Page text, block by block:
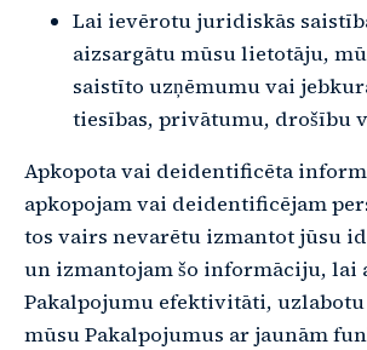
Lai ievērotu juridiskās
aizsargātu mūsu lietotāju,
saistīto uzņēmumu vai
tiesības, privātumu, drošību
Apkopota vai deidentificēta
apkopojam vai deidentificējam
tos vairs nevarētu izmantot jūsu
un izmantojam šo informāciju, lai
Pakalpojumu efektivitāti,
mūsu Pakalpojumus ar jaunām